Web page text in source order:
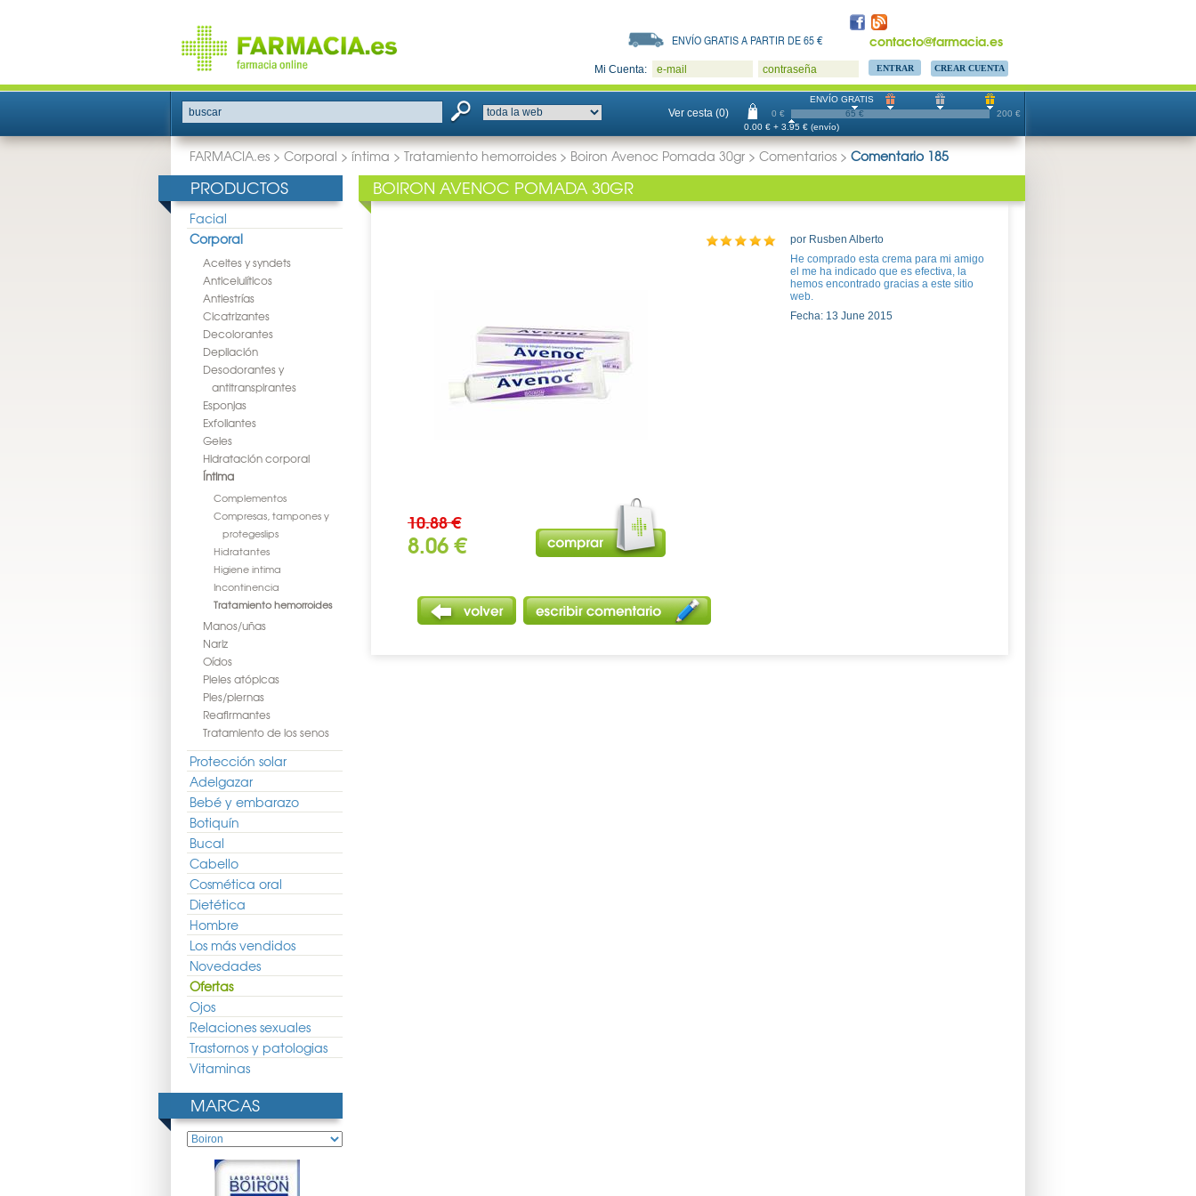
contacto@farmacia.es
ENVÍO GRATIS A PARTIR DE 65 €
Mi Cuenta: e-mail contraseña CREAR CUENTA
buscar Ver cesta (0) 0 € 200 €
ENVÍO GRATIS
65 €
0.00 € + 3.95 € (envío)
FARMACIA.es > Corporal > íntima > Tratamiento hemorroides > Boiron Avenoc Pomada 30gr > Comentarios > Comentario 185
PRODUCTOS
Facial
Corporal
Aceites y syndets
Anticelulíticos
Antiestrías
Cicatrizantes
Decolorantes
Depilación
Desodorantes y
antitranspirantes
Esponjas
Exfoliantes
Geles
Hidratación corporal
Íntima
Complementos
Compresas, tampones y
protegeslips
Hidratantes
Higiene intima
Incontinencia
Tratamiento hemorroides
Manos/uñas
Nariz
Oídos
Pieles atópicas
Pies/piernas
Reafirmantes
Tratamiento de los senos
Protección solar
Adelgazar
Bebé y embarazo
Botiquín
Bucal
Cabello
Cosmética oral
Dietética
Hombre
Los más vendidos
Novedades
Ofertas
Ojos
Relaciones sexuales
Trastornos y patologias
Vitaminas
MARCAS
BOIRON AVENOC POMADA 30GR
10.88 €
8.06 €
por Rusben Alberto
He comprado esta crema para mi amigo
el me ha indicado que es efectiva, la
hemos encontrado gracias a este sitio
web.
Fecha: 13 June 2015